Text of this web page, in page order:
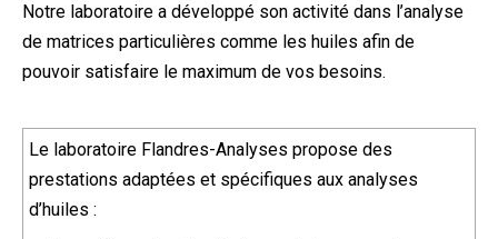
Notre laboratoire a développé son activité dans l’analyse
de matrices particulières comme les huiles afin de
pouvoir satisfaire le maximum de vos besoins.
Le laboratoire Flandres-Analyses propose des
prestations adaptées et spécifiques aux analyses
d’huiles :